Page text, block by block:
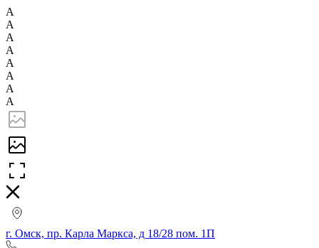
А
А
А
А
А
А
А
А
г. Омск, пр. Карла Маркса, д 18/28 пом. 1П